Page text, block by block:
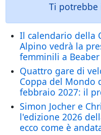
Ti potrebbe
Il calendario della
Alpino vedrà la
femminili a Beaber
Quattro gare di
Coppa del Mondo
febbraio 2027: il
Simon Jocher e
l'edizione 2026
ecco come è